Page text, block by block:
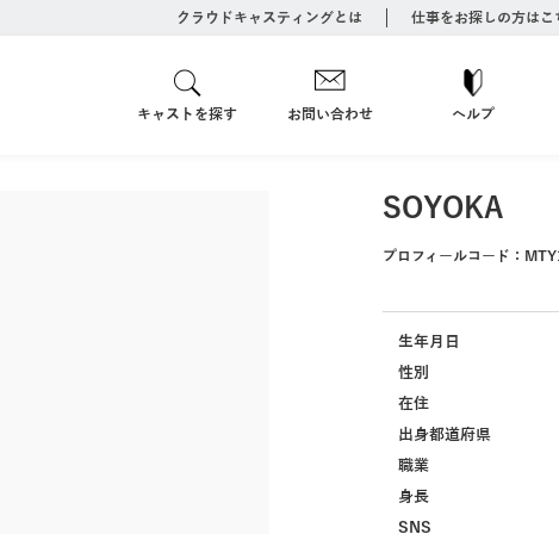
クラウドキャスティングとは 仕事をお探しの方はこ
キャストを探す お問い合わせ ヘルプ
SOYOKA
プロフィールコード：
生年月日
性別
在住
出身都道府県
職業
身長
SNS